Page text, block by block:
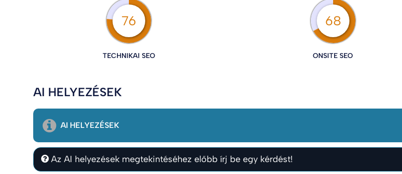
76
TECHNIKAI SEO
68
ONSITE SEO
AI HELYEZÉSEK
AI HELYEZÉSEK
Az AI helyezések megtekintéséhez előbb írj be egy kérdést!